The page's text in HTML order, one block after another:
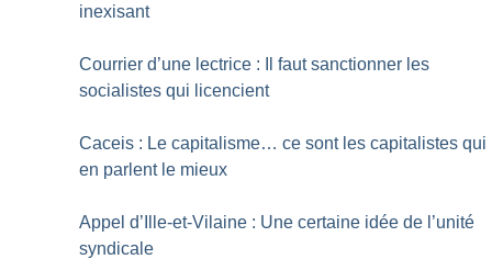
inexisant
Courrier d’une lectrice : Il faut sanctionner les
socialistes qui licencient
Caceis : Le capitalisme… ce sont les capitalistes qui
en parlent le mieux
Appel d’Ille-et-Vilaine : Une certaine idée de l’unité
syndicale